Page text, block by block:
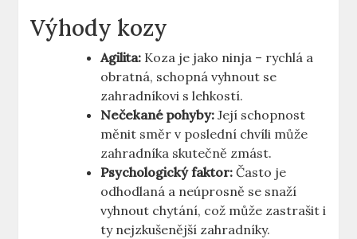
Výhody kozy
Agilita: Koza je jako ninja – rychlá a
obratná, schopná vyhnout se
zahradníkovi s lehkostí.
Nečekané pohyby: Její schopnost
měnit směr v poslední chvíli může
zahradníka skutečně zmást.
Psychologický faktor: Často je
odhodlaná a neúprosně se snaží
vyhnout chytání, což může zastrašit i
ty nejzkušenější zahradníky.